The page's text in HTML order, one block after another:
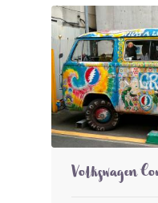
Volkswagen